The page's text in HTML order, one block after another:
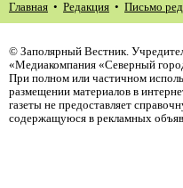
Главная • Редакция • Письмо
© Заполярный Вестник.
«Медиакомпания «Северный
При полном или частичном
размещении материалов в
газеты не предоставляет
содержащуюся в рекламных